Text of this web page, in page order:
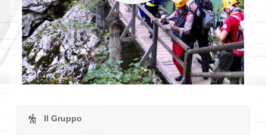
Il Gruppo